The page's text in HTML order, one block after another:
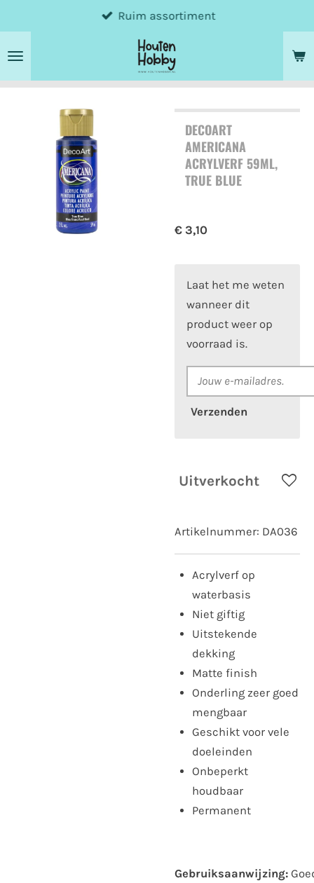
direct
naar
Ruim assortiment
DECOART
AMERICANA
ACRYLVERF 59ML,
TRUE BLUE
€ 3,10
Laat het me weten
wanneer dit
product weer op
voorraad is.
Verzenden
Uitverkocht
Artikelnummer: DA036
Acrylverf op
waterbasis
Niet giftig
Uitstekende
dekking
Matte finish
Onderling zeer goed
mengbaar
Geschikt voor vele
doeleinden
Onbeperkt
houdbaar
Permanent
Gebruiksaanwijzing: